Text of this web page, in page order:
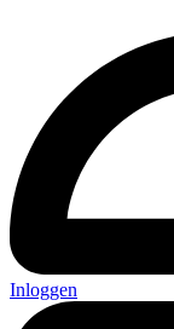
Inloggen